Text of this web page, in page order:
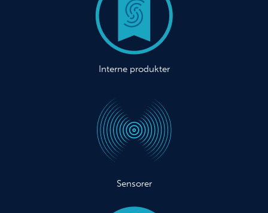
Interne produkter
Sensorer